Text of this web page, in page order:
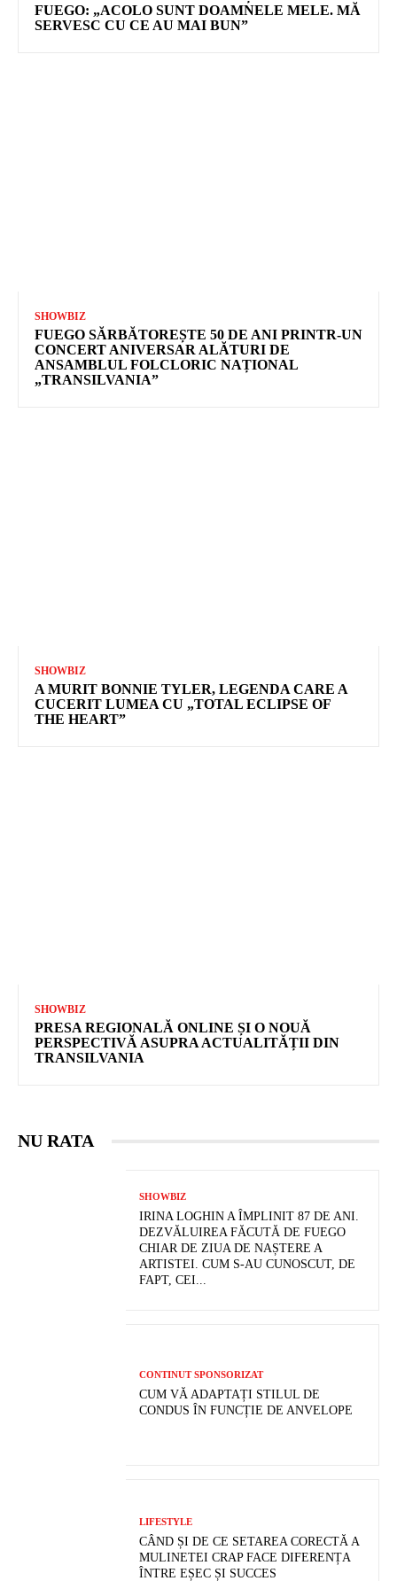
FUEGO: „ACOLO SUNT DOAMNELE MELE. MĂ
SERVESC CU CE AU MAI BUN”
SHOWBIZ
FUEGO SĂRBĂTOREȘTE 50 DE ANI PRINTR-UN
CONCERT ANIVERSAR ALĂTURI DE
ANSAMBLUL FOLCLORIC NAȚIONAL
„TRANSILVANIA”
SHOWBIZ
A MURIT BONNIE TYLER, LEGENDA CARE A
CUCERIT LUMEA CU „TOTAL ECLIPSE OF
THE HEART”
SHOWBIZ
PRESA REGIONALĂ ONLINE ȘI O NOUĂ
PERSPECTIVĂ ASUPRA ACTUALITĂȚII DIN
TRANSILVANIA
NU RATA
SHOWBIZ
IRINA LOGHIN A ÎMPLINIT 87 DE ANI.
DEZVĂLUIREA FĂCUTĂ DE FUEGO
CHIAR DE ZIUA DE NAȘTERE A
ARTISTEI. CUM S-AU CUNOSCUT, DE
FAPT, CEI...
CONTINUT SPONSORIZAT
CUM VĂ ADAPTAȚI STILUL DE
CONDUS ÎN FUNCȚIE DE ANVELOPE
LIFESTYLE
CÂND ȘI DE CE SETAREA CORECTĂ A
MULINETEI CRAP FACE DIFERENȚA
ÎNTRE EȘEC ȘI SUCCES